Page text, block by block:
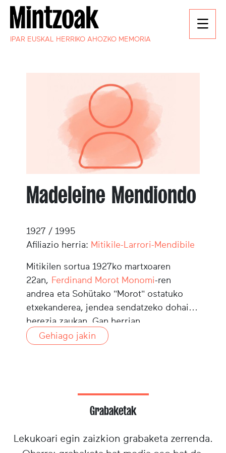
IPAR EUSKAL HERRIKO AHOZKO MEMORIA
Madeleine Mendiondo
1927 / 1995
Afiliazio herria: Mitikile-Larrori-Mendibile
Mitikilen sortua 1927ko martxoaren
22an, Ferdinand Morot Monomi-ren
andrea eta Sohütako "Morot" ostatuko
etxekanderea, jendea sendatzeko dohain
berezia zaukan. Gan herrian
zendua 1995ko maiatzaren 28an, Mitikilen
Gehiago jakin
Grabaketak
Lekukoari egin zaizkion grabaketa zerrenda.